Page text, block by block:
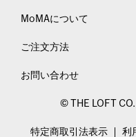
MoMAについて
ご注文方法
お問い合わせ
© THE LOFT
特定商取引法表示 利